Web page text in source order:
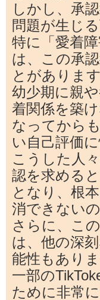
しかし、承
問題が生じ
特に「愛着
は、この承
とがあります
幼少期に親
着関係を築
なってから
い自己評価
こうした人
認を求める
となり、根
消できないの
さらに、こ
は、他の深
能性もありま
一部の
ために非常